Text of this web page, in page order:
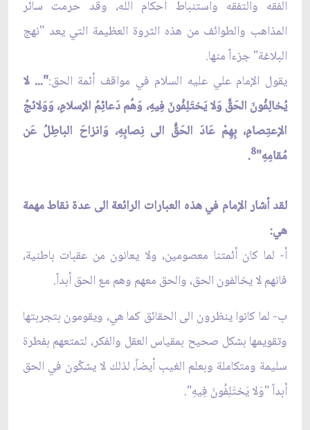
الفقه والتفقه واستنباط أحكام الله، وقد حرمت سائر
المذاهب والطوائف من هذه الثروة العظيمة التي يعد "نهج
البلاغة" جزءاً منها.
يقول الإمام علي عليه السلام في مواقف أئمة الحق:"... لا
يُخالِفُونَ الحَقّ‏َ وَلا يَختَلِفُونَ فِيهِ، وَهُم دَعائِمُ الإسلامِ، وَوَلائجُ
الإعتِصامِ، بِهِمْ عَادَ الحَقّ‏ُ الى نِصابِهِ، وَانزاحَ الباطِلُ عَن
مُقامِهِ"8
.
لقد أشار الإمام في هذه العبارات الرائعة الى عدة نقاط مهمة
هي:
أ- لما كان أئمتنا معصومين، ولا يعانون من عقبات باطنية،
فانهم لا يخالفون الحق، والحق معهم وهم مع الحق أبداً.
ب- لما كانوا ينظرون الى الحقائق كما هي، ويقومون بتجربتها
وتقويمها بشكل صحيح بمقياس العقل والفكر، لتمتعهم بفطرة
سليمة ومتكاملة وبعلم الغيب أيضاً، لذلك لا يشكّون في الحق
أبداً "وَلا يَختَلِفُونَ فِيهِ".